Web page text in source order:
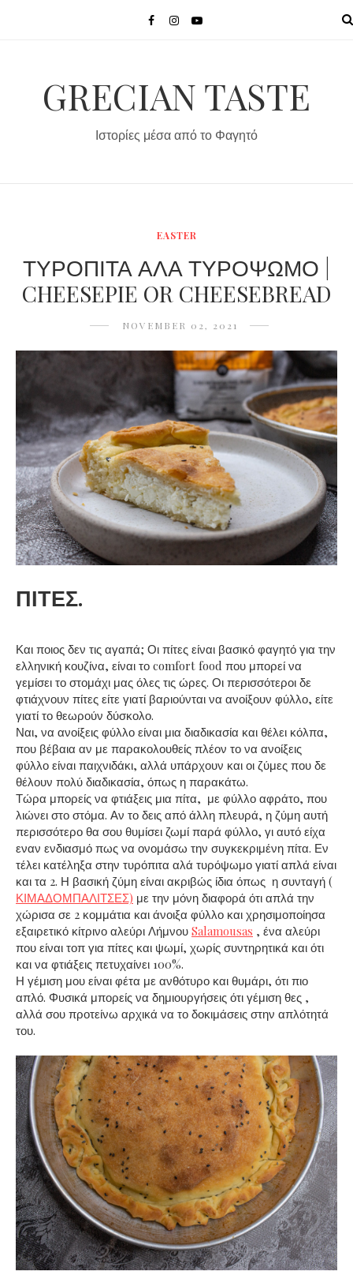
GRECIAN TASTE
Ιστορίες μέσα από το Φαγητό
EASTER
ΤΥΡΟΠΙΤΑ ΑΛΑ ΤΥΡΟΨΩΜΟ |
CHEESEPIE OR CHEESEBREAD
NOVEMBER 02, 2021
ΠΙΤΕΣ.
Και ποιος δεν τις αγαπά; Οι πίτες είναι βασικό φαγητό για την
ελληνική κουζίνα, είναι το comfort food που μπορεί να
γεμίσει το στομάχι μας όλες τις ώρες. Οι περισσότεροι δε
φτιάχνουν πίτες είτε γιατί βαριούνται να ανοίξουν φύλλο, είτε
γιατί το θεωρούν δύσκολο.
Ναι, να ανοίξεις φύλλο είναι μια διαδικασία και θέλει κόλπα,
που βέβαια αν με παρακολουθείς πλέον το να ανοίξεις
φύλλο είναι παιχνιδάκι, αλλά υπάρχουν και οι ζύμες που δε
θέλουν πολύ διαδικασία, όπως η παρακάτω.
Τώρα μπορείς να φτιάξεις μια πίτα, με φύλλο αφράτο, που
λιώνει στο στόμα. Αν το δεις από άλλη πλευρά, η ζύμη αυτή
περισσότερο θα σου θυμίσει ζωμί παρά φύλλο, γι αυτό είχα
εναν ενδιασμό πως να ονομάσω την συγκεκριμένη πίτα. Εν
τέλει κατέληξα στην τυρόπιτα αλά τυρόψωμο γιατί απλά είναι
και τα 2. Η βασική ζύμη είναι ακριβώς ίδια όπως η συνταγή (
ΚΙΜΑΔΟΜΠΑΛΙΤΣΕΣ) με την μόνη διαφορά ότι απλά την
χώρισα σε 2 κομμάτια και άνοιξα φύλλο και χρησιμοποίησα
εξαιρετικό κίτρινο αλεύρι Λήμνου Salamousas , ένα αλεύρι
που είναι τοπ για πίτες και ψωμί, χωρίς συντηρητικά και ότι
και να φτιάξεις πετυχαίνει 100%.
Η γέμιση μου είναι φέτα με ανθότυρο και θυμάρι, ότι πιο
απλό. Φυσικά μπορείς να δημιουργήσεις ότι γέμιση θες ,
αλλά σου προτείνω αρχικά να το δοκιμάσεις στην απλότητά
του.